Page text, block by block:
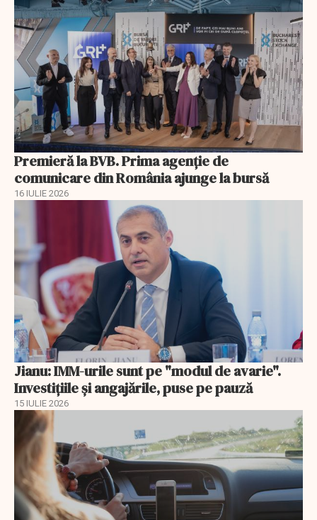
Premieră la BVB. Prima agenție de
comunicare din România ajunge la bursă
16 IULIE 2026
Jianu: IMM-urile sunt pe "modul de avarie".
Investițiile și angajările, puse pe pauză
15 IULIE 2026